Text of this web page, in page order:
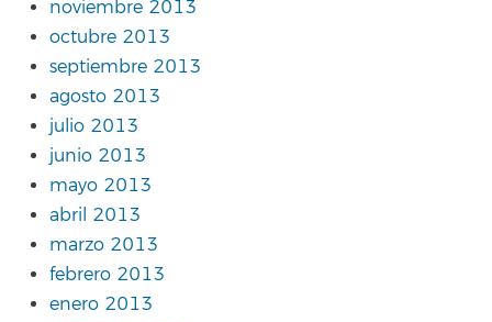
noviembre 2013
octubre 2013
septiembre 2013
agosto 2013
julio 2013
junio 2013
mayo 2013
abril 2013
marzo 2013
febrero 2013
enero 2013